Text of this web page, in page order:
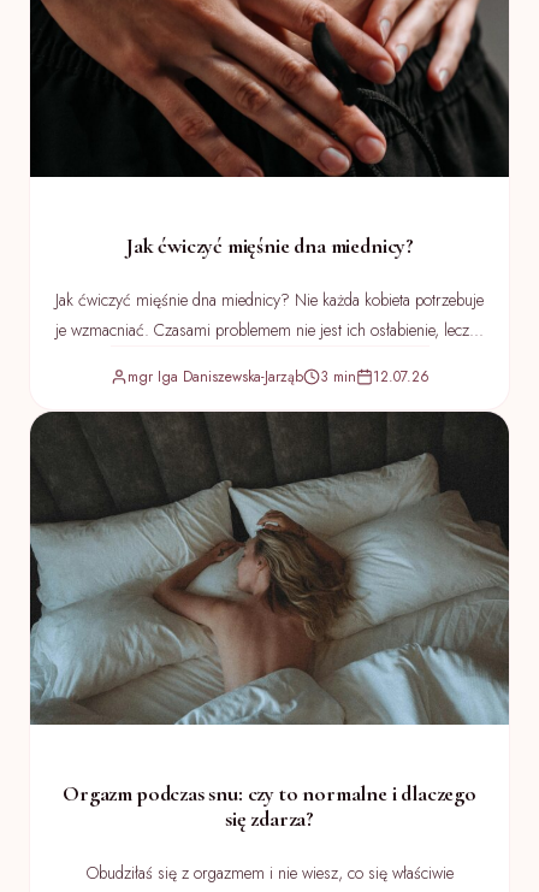
Jak ćwiczyć mięśnie dna miednicy?
Jak ćwiczyć mięśnie dna miednicy? Nie każda kobieta potrzebuje
je wzmacniać. Czasami problemem nie jest ich osłabienie, lecz...
mgr Iga Daniszewska-Jarząb 3 min 12.07.26
Orgazm podczas snu: czy to normalne i dlaczego
się zdarza?
Obudziłaś się z orgazmem i nie wiesz, co się właściwie